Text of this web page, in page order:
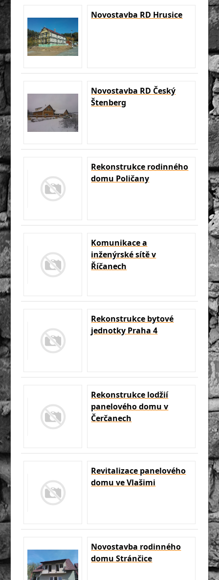
Novostavba RD Hrusice
Novostavba RD Český
Štenberg
Rekonstrukce rodinného
domu Poličany
Komunikace a
inženýrské sítě v
Říčanech
Rekonstrukce bytové
jednotky Praha 4
Rekonstrukce lodžií
panelového domu v
Čerčanech
Revitalizace panelového
domu ve Vlašimi
Novostavba rodinného
domu Stránčice